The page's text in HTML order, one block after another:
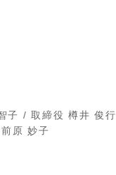
子 / 取締役 樽井 俊行
原 妙子